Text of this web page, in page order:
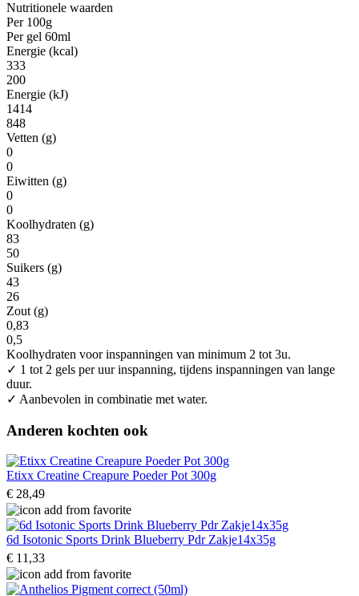
Nutritionele waarden
Per 100g
Per gel 60ml
Energie (kcal)
333
200
Energie (kJ)
1414
848
Vetten (g)
0
0
Eiwitten (g)
0
0
Koolhydraten (g)
83
50
Suikers (g)
43
26
Zout (g)
0,83
0,5
Koolhydraten voor inspanningen van minimum 2 tot 3u.
✓ 1 tot 2 gels per uur inspanning, tijdens inspanningen van lange
duur.
✓ Aanbevolen in combinatie met water.
Anderen kochten ook
Etixx Creatine Creapure Poeder Pot 300g
€ 28,49
6d Isotonic Sports Drink Blueberry Pdr Zakje14x35g
€ 11,33